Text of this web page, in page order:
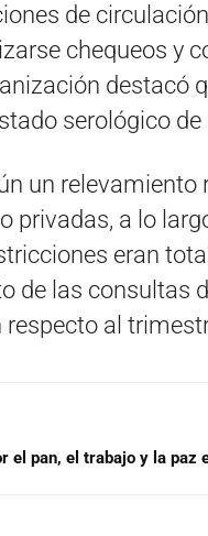
de
chequeos y
destacó
serológico de
un relevamiento
privadas, a lo
eran
de las consultas
al
el pan, el trabajo y la paz